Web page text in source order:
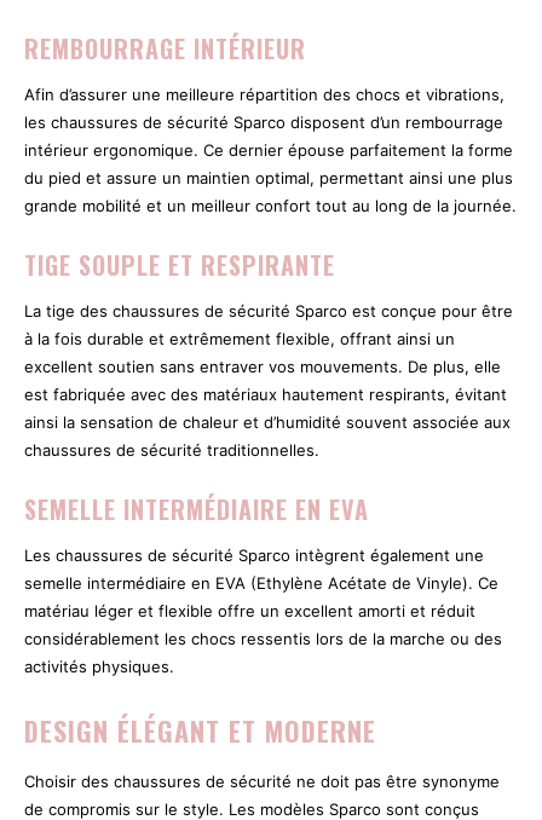
REMBOURRAGE INTÉRIEUR
Afin d’assurer une meilleure répartition des chocs et vibrations,
les chaussures de sécurité Sparco disposent d’un rembourrage
intérieur ergonomique. Ce dernier épouse parfaitement la forme
du pied et assure un maintien optimal, permettant ainsi une plus
grande mobilité et un meilleur confort tout au long de la journée.
TIGE SOUPLE ET RESPIRANTE
La tige des chaussures de sécurité Sparco est conçue pour être
à la fois durable et extrêmement flexible, offrant ainsi un
excellent soutien sans entraver vos mouvements. De plus, elle
est fabriquée avec des matériaux hautement respirants, évitant
ainsi la sensation de chaleur et d’humidité souvent associée aux
chaussures de sécurité traditionnelles.
SEMELLE INTERMÉDIAIRE EN EVA
Les chaussures de sécurité Sparco intègrent également une
semelle intermédiaire en EVA (Ethylène Acétate de Vinyle). Ce
matériau léger et flexible offre un excellent amorti et réduit
considérablement les chocs ressentis lors de la marche ou des
activités physiques.
DESIGN ÉLÉGANT ET MODERNE
Choisir des chaussures de sécurité ne doit pas être synonyme
de compromis sur le style. Les modèles Sparco sont conçus